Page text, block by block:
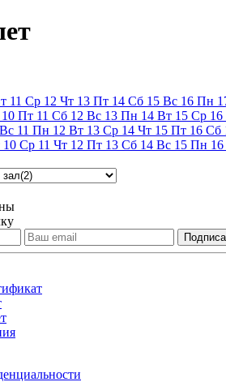
11 Ср 12 Чт 13 Пт 14 Сб 15 Вс 16 Пн
10 Пт 11 Сб 12 Вс 13 Пн 14 Вт 15 Ср 16
Вс 11 Пн 12 Вт 13 Ср 14 Чт 15 Пт 16 Сб
10 Ср 11 Чт 12 Пт 13 Сб 14 Вс 15 Пн 16